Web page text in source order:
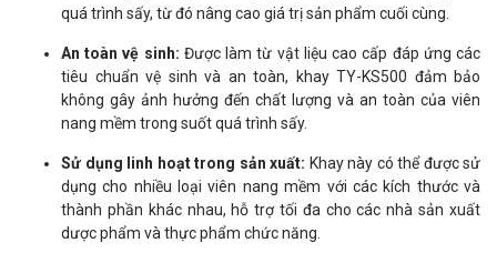
quá trình sấy, từ đó nâng cao giá trị sản phẩm cuối cùng.
An toàn vệ sinh: Được làm từ vật liệu cao cấp đáp ứng các
tiêu chuẩn vệ sinh và an toàn, khay TY-KS500 đảm bảo
không gây ảnh hưởng đến chất lượng và an toàn của viên
nang mềm trong suốt quá trình sấy.
Sử dụng linh hoạt trong sản xuất: Khay này có thể được sử
dụng cho nhiều loại viên nang mềm với các kích thước và
thành phần khác nhau, hỗ trợ tối đa cho các nhà sản xuất
dược phẩm và thực phẩm chức năng.